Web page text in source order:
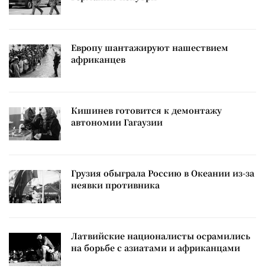
Европу шантажируют нашествием
африканцев
Кишинев готовится к демонтажу
автономии Гагаузии
Грузия обыграла Россию в Океании из-за
неявки противника
Латвийские националисты осрамились
на борьбе с азиатами и африканцами